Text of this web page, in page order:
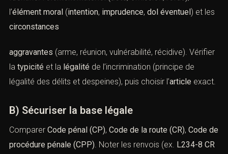
l’élément moral (intention, imprudence, dol éventuel) et les
circonstances
aggravantes (arme, réunion, vulnérabilité, récidive). Vérifier
la typicité et la légalité de l’incrimination (principe de
légalité des délits et despeines), puis choisir l’article exact.
B) Sécuriser la base légale
Comparer Code pénal (CP), Code de la route (CR), Code de
procédure pénale (CPP). Noter les renvois (ex. L234-8 CR